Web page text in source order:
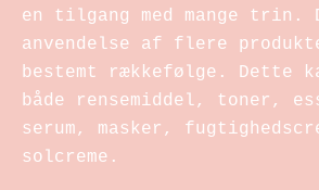
en tilgang med mange trin.
anvendelse af flere
bestemt rækkefølge. Dette
både rensemiddel, toner,
serum, masker,
solcreme.